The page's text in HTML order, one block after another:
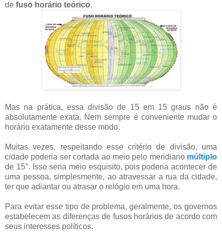
de fuso horário teórico.
Mas na prática, essa divisão de 15 em 15 graus não é
absolutamente exata. Nem sempre é conveniente mudar o
horário exatamente desse modo.
Muitas vezes, respeitando esse critério de divisão, uma
cidade poderia ser cortada ao meio pelo meridiano múltiplo
de 15°. Isso seria meio esquisito, pois poderia acontecer de
uma pessoa, simplesmente, ao atravessar a rua da cidade,
ter que adiantar ou atrasar o relógio em uma hora.
Para evitar esse tipo de problema, geralmente, os governos
estabelecem as diferenças de fusos horários de acordo com
seus interesses políticos.